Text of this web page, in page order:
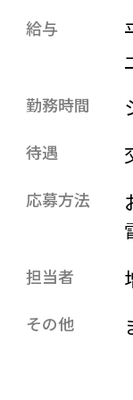
給与
勤務時間
待遇
応募方法
担当者
その他